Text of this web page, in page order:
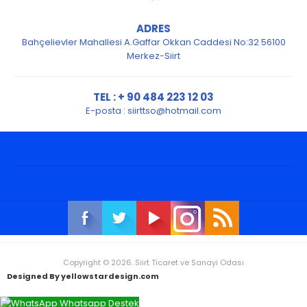
ADRES
Bahçelievler Mahallesi A.Gaffar Okkan Caddesi No:32 56100
Merkez-Siirt
TEL : + 90 484 223 12 03
E-posta : siirttso@hotmail.com
Copyright © 2026. Siirt Ticaret ve Sanayi Odası
Designed By yellowstardesign.com
Whatsapp Destek